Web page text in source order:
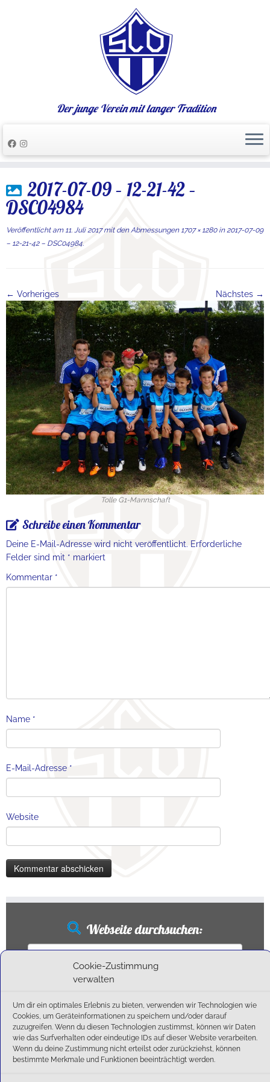
Cookie-Zustimmung
verwalten
Um dir ein optimales Erlebnis zu bieten, verwenden wir Technologien wie
Cookies, um Geräteinformationen zu speichern und/oder darauf
zuzugreifen. Wenn du diesen Technologien zustimmst, können wir Daten
wie das Surfverhalten oder eindeutige IDs auf dieser Website verarbeiten.
Wenn du deine Zustimmung nicht erteilst oder zurückziehst, können
bestimmte Merkmale und Funktionen beeinträchtigt werden.
Inhalt
springen
Der junge Verein mit langer Tradition
2017-07-09 – 12-21-42 –
DSC04984
Veröffentlicht am 11. Juli 2017mit den Abmessungen1707 × 1280in2017-07-09
– 12-21-42 – DSC04984.
← Vorheriges Nächstes →
Tolle G1-Mannschaft
Schreibe einen Kommentar
Deine E-Mail-Adresse wird nicht veröffentlicht. Erforderliche
Felder sind mit * markiert
Kommentar *
Name *
E-Mail-Adresse *
Website
Webseite durchsuchen:
Suchen
Neueste Beiträge
Ballschule erweitert!
6:1-Triumph im Heimfinale: Der SC Olching schießt sich zurück in die Landesliga!